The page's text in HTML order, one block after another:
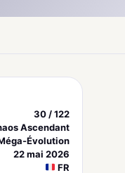
30 / 122
Ascendant
Évolution
22 mai 2026
FR